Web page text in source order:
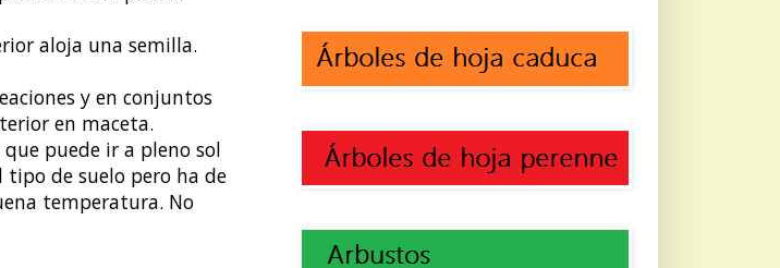
aloja una semilla.
y en conjuntos
en maceta.
puede ir a pleno sol
de suelo pero ha de
temperatura. No